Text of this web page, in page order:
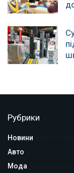
Рубрики
Новини
Авто
Мода